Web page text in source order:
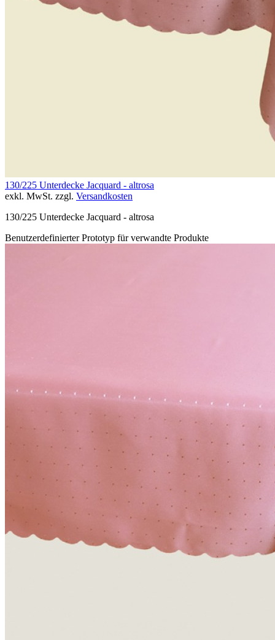
130/225 Unterdecke Jacquard - altrosa
exkl. MwSt. zzgl. Versandkosten
130/225 Unterdecke Jacquard - altrosa
Benutzerdefinierter Prototyp für verwandte Produkte